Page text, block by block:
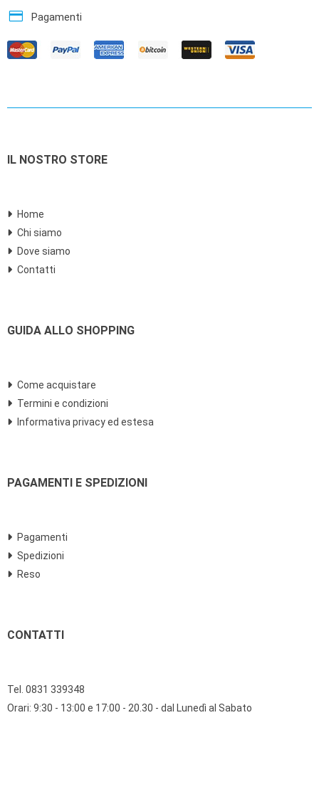
credit_card Pagamenti
IL NOSTRO STORE
Home
Chi siamo
Dove siamo
Contatti
GUIDA ALLO SHOPPING
Come acquistare
Termini e condizioni
Informativa privacy ed estesa
PAGAMENTI E SPEDIZIONI
Pagamenti
Spedizioni
Reso
CONTATTI
Tel. 0831 339348
Orari: 9:30 - 13:00 e 17:00 - 20.30 - dal Lunedì al Sabato